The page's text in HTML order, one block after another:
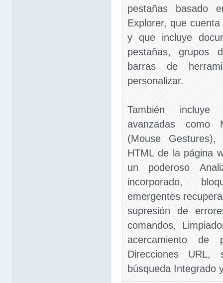
pestañas basado
Explorer, que
y que incluye
pestañas, grupos
barras de
personalizar.
También incluye
avanzadas como
(Mouse
HTML de la página
un poderoso
incorporado,
emergentes
supresión de
comandos,
acercamiento de
Direcciones
búsqueda Integrado